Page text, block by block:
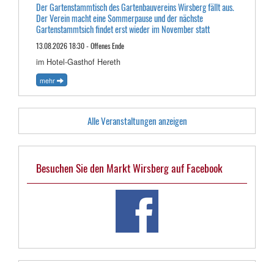
Der Gartenstammtisch des Gartenbauvereins Wirsberg fällt aus.
Der Verein macht eine Sommerpause und der nächste
Gartenstammtsich findet erst wieder im November statt
13.08.2026 18:30 - Offenes Ende
im Hotel-Gasthof Hereth
mehr
Alle Veranstaltungen anzeigen
Besuchen Sie den Markt Wirsberg auf Facebook